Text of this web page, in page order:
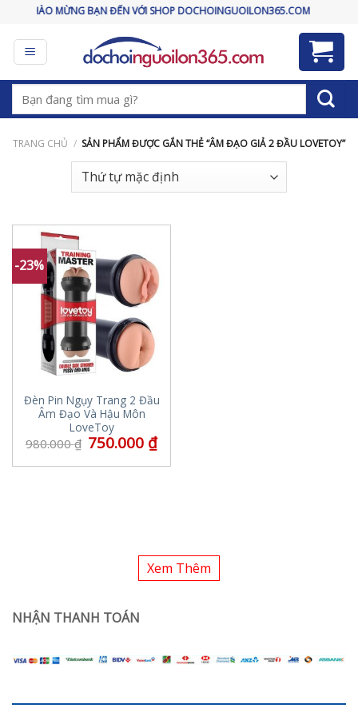
content
CHÀO MỪNG BẠN ĐẾN VỚI SHOP DOCHOINGUOILON365.COM
Tìm
kiếm:
TRANG CHỦ / SẢN PHẨM ĐƯỢC GẮN THẺ “ÂM ĐẠO GIẢ 2 ĐẦU LOVETOY”
-23%
Đèn Pin Ngụy Trang 2 Đầu
Âm Đạo Và Hậu Môn
LoveToy
980.000₫ 750.000 ₫
Xem Thêm
NHẬN THANH TOÁN